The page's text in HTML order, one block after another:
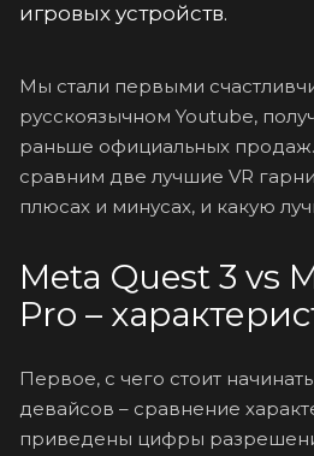
игровых устройств.
Мы стали первыми
русскоязычном Youtube,
раньше официальных продаж.
сравним две лучшие VR
плюсах и минусах, и какую
Meta Quest 3 vs
Pro –
Первое, с чего стоит
девайсов – сравнение
приведены цифры